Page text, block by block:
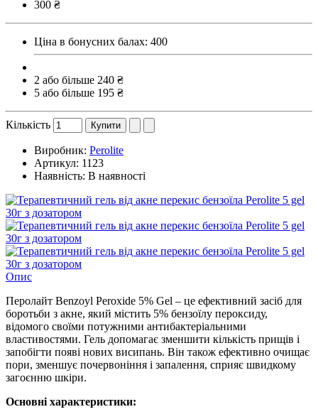
300 ₴
Ціна в бонусних балах: 400
2 або більше 240 ₴
5 або більше 195 ₴
Кількість Купити
Виробник: Perolite
Артикул: 1123
Наявність: В наявності
Опис
Перолайт Benzoyl Peroxide 5% Gel – це ефективний засіб для
боротьби з акне, який містить 5% бензоїлу пероксиду,
відомого своїми потужними антибактеріальними
властивостями. Гель допомагає зменшити кількість прищів і
запобігти появі нових висипань. Він також ефективно очищає
пори, зменшує почервоніння і запалення, сприяє швидкому
загоєнню шкіри.
Основні характеристики: